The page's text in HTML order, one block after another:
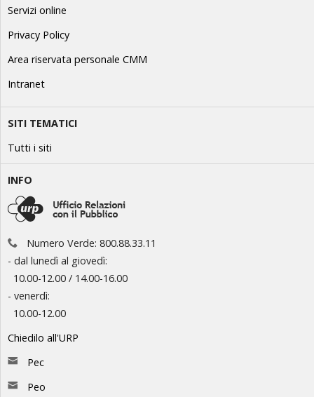
Servizi online
Privacy Policy
Area riservata personale CMM
Intranet
SITI TEMATICI
Tutti i siti
INFO
Numero Verde: 800.88.33.11
- dal lunedì al giovedì:
10.00-12.00 / 14.00-16.00
- venerdì:
10.00-12.00
Chiedilo all'URP
Pec
Peo